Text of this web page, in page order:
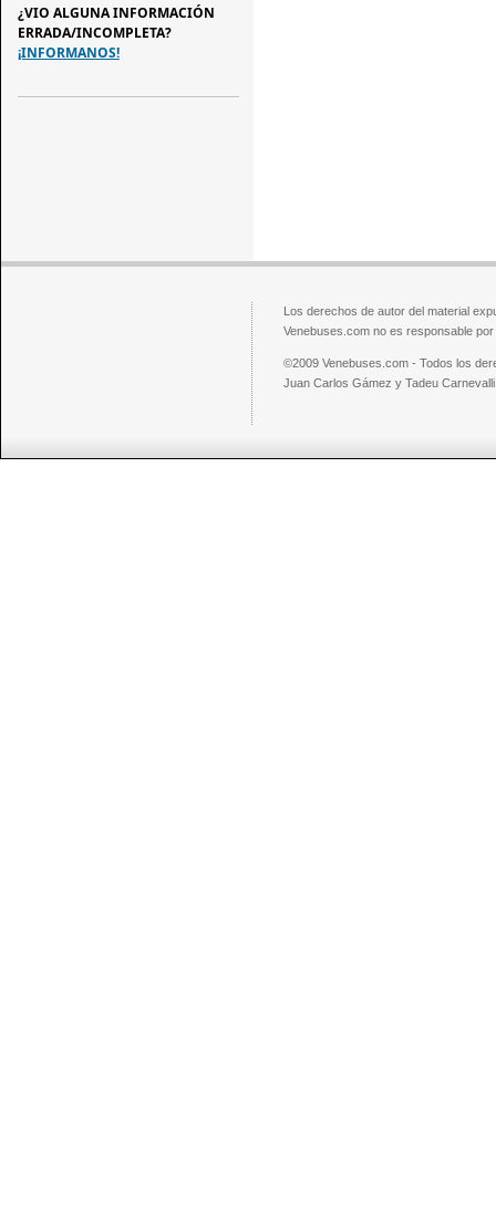
¿VIO ALGUNA INFORMACIÓN
ERRADA/INCOMPLETA?
¡INFORMANOS!
Los derechos de autor del material
Venebuses.com no es responsable
©2009 Venebuses.com - Todos los
Juan Carlos Gámez y Tadeu Carnevalli